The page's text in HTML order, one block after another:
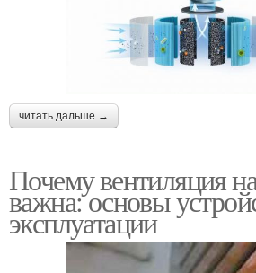
читать дальше →
Почему вентиляция
важна: основы
эксплуатации